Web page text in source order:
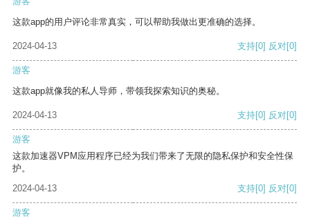
这款app的用户评论非常真实，可以帮助我做出更准确的选择。
2024-04-13 支持[0] 反对[0]
游客
这款app就像我的私人导师，带领我探索知识的奥秘。
2024-04-13 支持[0] 反对[0]
游客
这款加速器VPM应用程序已经为我们带来了无限的隐私保护和安全性保
护。
2024-04-13
支持[0] 反对[0]
游客